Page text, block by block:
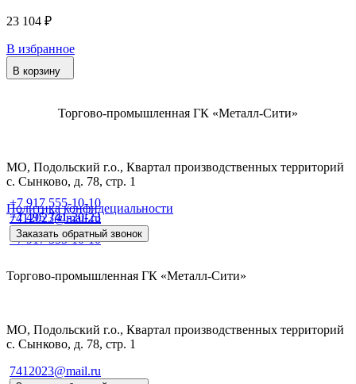
23 104 ₽
В избранное
В корзину
Торгово-промышленная ГК «Металл-Сити»
МО, Подольский г.о., Квартал производственных территорий
с. Сынково, д. 78, стр. 1
Политика конфидециальности
+7 917 555-10-10
+7 495 741-20-23
+7 917 555-10-10
7412023@mail.ru
Заказать обратный звонок
Торгово-промышленная ГК «Металл-Сити»
МО, Подольский г.о., Квартал производственных территорий
с. Сынково, д. 78, стр. 1
7412023@mail.ru